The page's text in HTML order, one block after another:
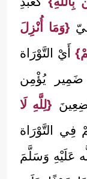
{وَمَا أُنْزِلَ
أَيْ التَّوْرَاة
يُؤْمِن
{لِلَّهِ لَا
فِي التَّوْرَاة
عَلَيْهِ وَسَلَّمَ